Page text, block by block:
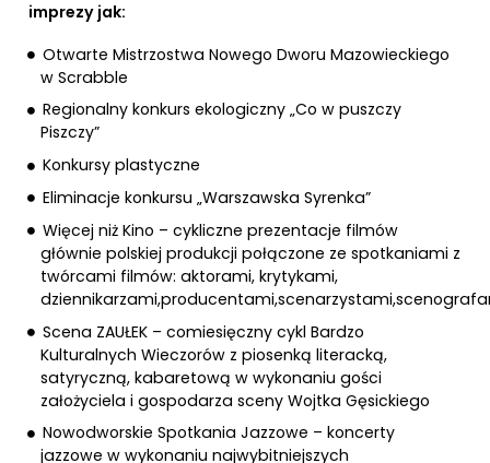
imprezy jak:
Otwarte Mistrzostwa Nowego Dworu Mazowieckiego
w Scrabble
Regionalny konkurs ekologiczny „Co w puszczy
Piszczy”
Konkursy plastyczne
Eliminacje konkursu „Warszawska Syrenka”
Więcej niż Kino – cykliczne prezentacje filmów
głównie polskiej produkcji połączone ze spotkaniami z
twórcami filmów: aktorami, krytykami,
Scena ZAUŁEK – comiesięczny cykl Bardzo
Kulturalnych Wieczorów z piosenką literacką,
satyryczną, kabaretową w wykonaniu gości
założyciela i gospodarza sceny Wojtka Gęsickiego
Nowodworskie Spotkania Jazzowe – koncerty
jazzowe w wykonaniu najwybitniejszych